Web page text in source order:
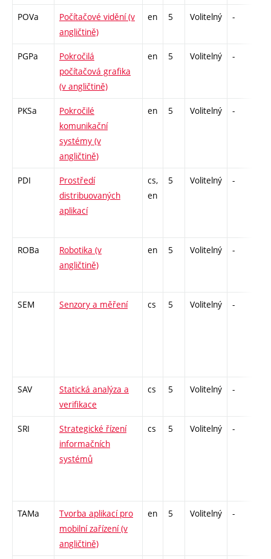
POVa
Počítačové vidění (v
angličtině)
en 5 Volitelný -
PGPa
Pokročilá
počítačová grafika
(v angličtině)
en 5 Volitelný -
PKSa
Pokročilé
komunikační
systémy (v
angličtině)
en 5 Volitelný -
PDI
Prostředí
distribuovaných
aplikací
cs,
en
5 Volitelný -
ROBa
Robotika (v
angličtině)
en 5 Volitelný -
SEM Senzory a měření cs 5 Volitelný -
SAV
Statická analýza a
verifikace
cs 5 Volitelný -
SRI
Strategické řízení
informačních
systémů
cs 5 Volitelný -
TAMa
Tvorba aplikací pro
mobilní zařízení (v
angličtině)
en 5 Volitelný -